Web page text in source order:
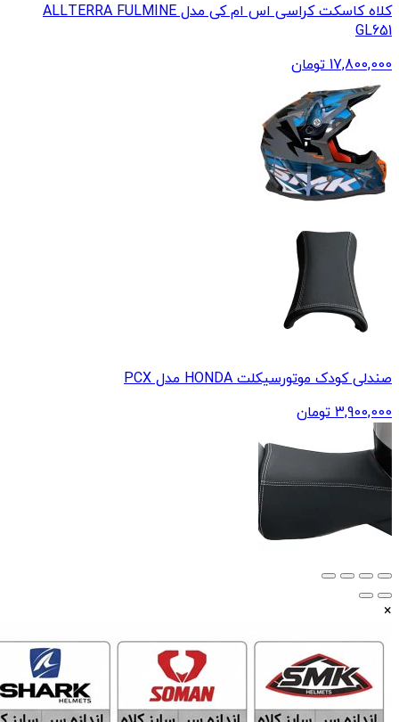
کلاه کاسکت کراسی اس ام کی مدل ALLTERRA FULMINE
GL651
17,800,000 تومان
صندلی کودک موتورسیکلت HONDA مدل PCX
3,900,000 تومان
×